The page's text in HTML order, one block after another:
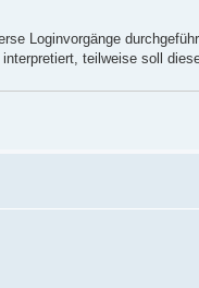
Loginvorgänge
teilweise soll